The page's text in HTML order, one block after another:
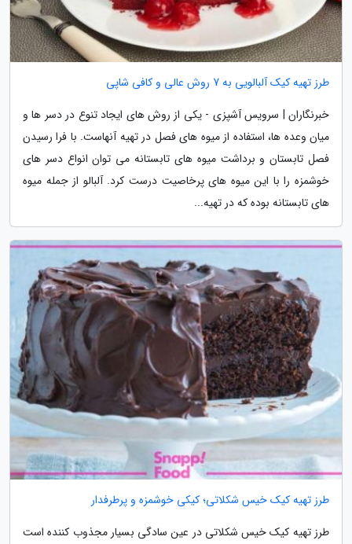
طرز تهیه کیک آلبالویی به 7 روش عالی و کافی شاپی
خبرنگاران | سرویس آشپزی - یکی از روش های ایجاد تنوع در دسر ها و
میان وعده ها، استفاده از میوه های فصل در تهیه آنهاست. با فرا رسیدن
فصل تابستان و برداشت میوه های تابستانه می توان انواع دسر های
خوشمزه را با این میوه های پرخاصیت درست کرد. آلبالو از جمله میوه
های تابستانه بوده که در تهیه...
طرز تهیه کیک خیس شکلاتی؛ کیکی خوشمزه و پرطرفدار
طرز تهیه کیک خیس شکلاتی در عین سادگی بسیار مجذوب کننده است